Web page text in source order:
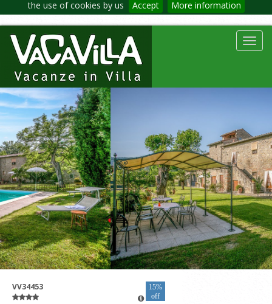
the use of cookies by us Accept More information
VV34453
15%
off